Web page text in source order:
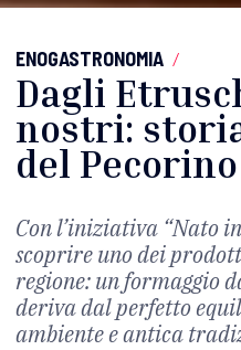
ENOGASTRONOMIA /
Dagli
nostri:
del Pecorino
Con l’iniziativa “Nato
scoprire uno dei
regione: un formaggio
deriva dal perfetto
ambiente e antica